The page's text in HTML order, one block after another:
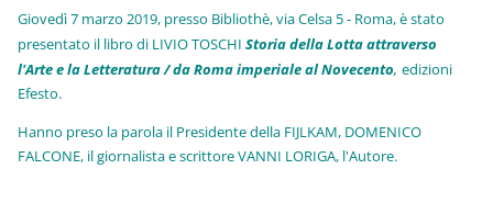
Giovedì 7 marzo 2019, presso Bibliothè, via Celsa 5 - Roma, è stato
presentato il libro di LIVIO TOSCHIStoria della Lotta attraverso
l'Arte e la Letteratura / da Roma imperiale al Novecento, edizioni
Efesto.
Hanno preso la parola il Presidente della FIJLKAM, DOMENICO
FALCONE, il giornalista e scrittore VANNI LORIGA, l'Autore.